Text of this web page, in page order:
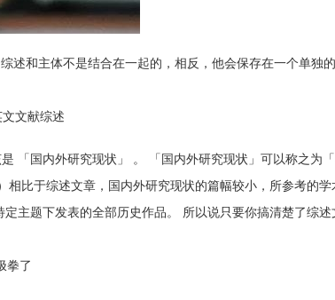
和主体不是结合在一起的，相反，他会保存在一个单独
「国内外研究现状」 。 「国内外研究现状」可以称之为
比于综述文章，国内外研究现状的篇幅较小，所参考的学
主题下发表的全部历史作品。 所以说只要你搞清楚了综